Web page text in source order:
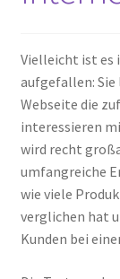
Vielleicht ist es
aufgefallen: Sie
Webseite die
interessieren
wird recht
umfangreiche
wie viele
verglichen hat
Kunden bei